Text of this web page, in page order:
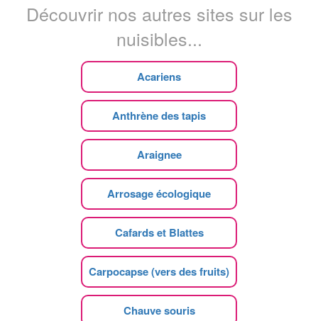
Découvrir nos autres sites sur les
nuisibles...
Acariens
Anthrène des tapis
Araignee
Arrosage écologique
Cafards et Blattes
Carpocapse (vers des fruits)
Chauve souris